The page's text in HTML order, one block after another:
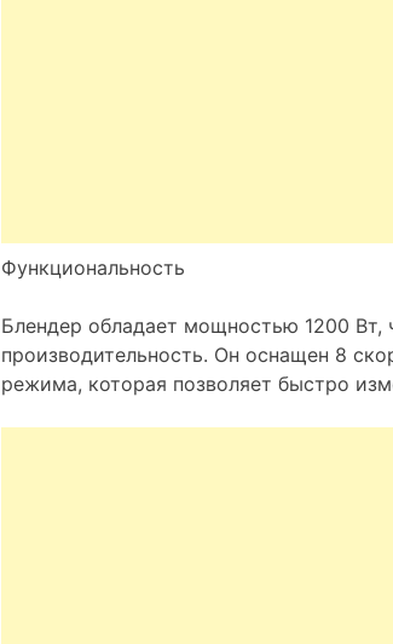
Функциональность
Блендер обладает мощностью 1200 Вт,
производительность. Он оснащен 8
режима, которая позволяет быстро